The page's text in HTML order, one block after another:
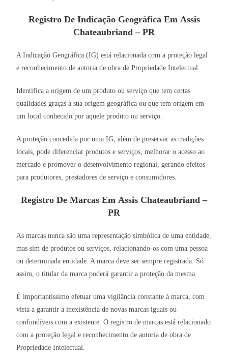
Registro De Indicação Geográfica Em Assis
Chateaubriand – PR
A Indicação Geográfica (IG) está relacionada com a proteção legal
e reconhecimento de autoria de obra de Propriedade Intelectual.
Identifica a origem de um produto ou serviço que tem certas
qualidades graças à sua origem geográfica ou que tem origem em
um local conhecido por aquele produto ou serviço.
A proteção concedida por uma IG, além de preservar as tradições
locais, pode diferenciar produtos e serviços, melhorar o acesso ao
mercado e promover o desenvolvimento regional, gerando efeitos
para produtores, prestadores de serviço e consumidores.
Registro De Marcas Em Assis Chateaubriand –
PR
As marcas nunca são uma representação simbólica de uma entidade,
mas sim de produtos ou serviços, relacionando-os com uma pessoa
ou determinada entidade. A marca deve ser sempre registrada. Só
assim, o titular da marca poderá garantir a proteção da mesma.
É importantíssimo efetuar uma vigilância constante à marca, com
vista a garantir a inexistência de novas marcas iguais ou
confundíveis com a existente. O registro de marcas está relacionado
com a proteção legal e reconhecimento de autoria de obra de
Propriedade Intelectual.